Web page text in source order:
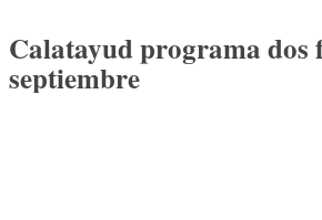
Calatayud programa dos
septiembre